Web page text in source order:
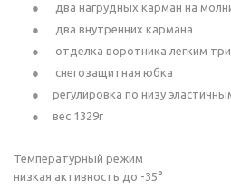
два нагрудных карман на
два внутренних кармана
отделка воротника легким
снегозащитная юбка
регулировка по низу
вес 1329г
Температурный режим
низкая активность до -35°